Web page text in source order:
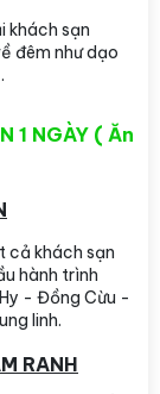
khách sạn
đêm như dạo
1 NGÀY ( Ăn
cả khách sạn
hành trình
- Đồng Cừu -
linh.
RANH